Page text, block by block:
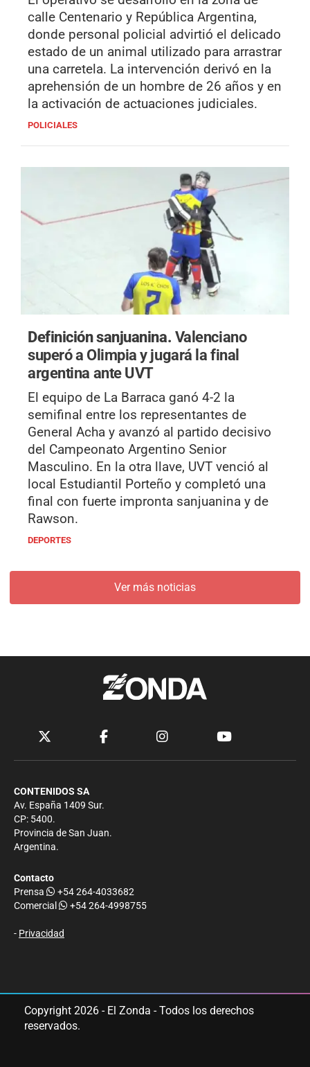
calle Centenario y República Argentina,
donde personal policial advirtió el delicado
estado de un animal utilizado para arrastrar
una carretela. La intervención derivó en la
aprehensión de un hombre de 26 años y en
la activación de actuaciones judiciales.
POLICIALES
Definición sanjuanina. Valenciano
superó a Olimpia y jugará la final
argentina ante UVT
El equipo de La Barraca ganó 4-2 la
semifinal entre los representantes de
General Acha y avanzó al partido decisivo
del Campeonato Argentino Senior
Masculino. En la otra llave, UVT venció al
local Estudiantil Porteño y completó una
final con fuerte impronta sanjuanina y de
Rawson.
DEPORTES
Ver más noticias
CONTENIDOS SA
Av. España 1409 Sur.
CP: 5400.
Provincia de San Juan.
Argentina.
Contacto
Prensa
+54 264-4033682
Comercial
+54 264-4998755
- Privacidad
Copyright 2026 - El Zonda - Todos los derechos
reservados.